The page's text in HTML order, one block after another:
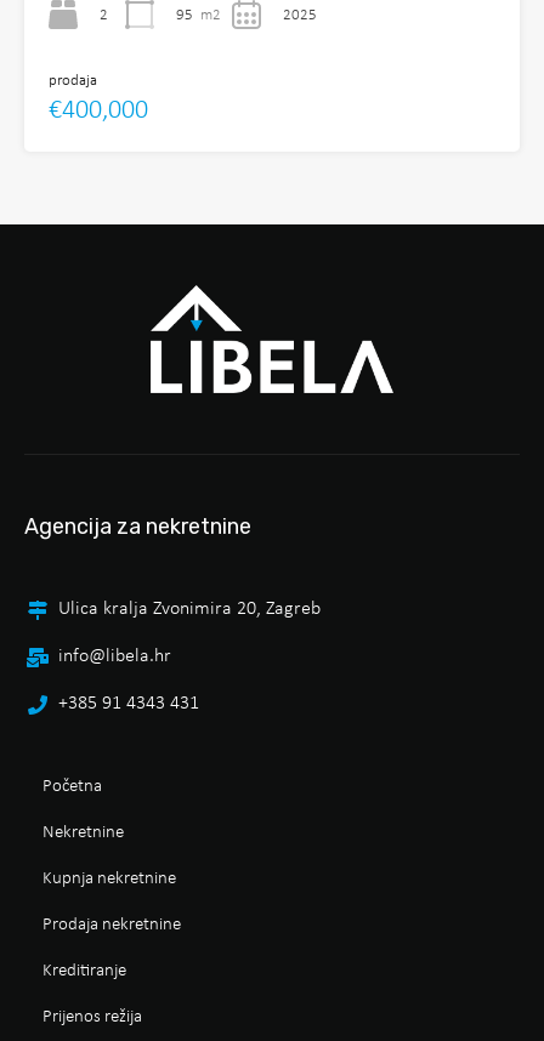
2 95 m2 2025
prodaja
€400,000
Agencija za nekretnine
Ulica kralja Zvonimira 20, Zagreb
info@libela.hr
+385 91 4343 431
Početna
Nekretnine
Kupnja nekretnine
Prodaja nekretnine
Kreditiranje
Prijenos režija